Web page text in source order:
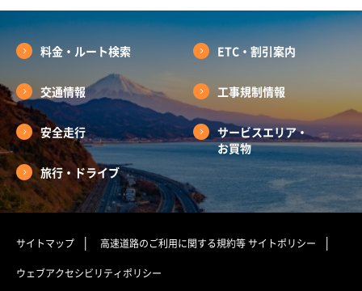
料金・ルート検索 ETC・割引案内
交通情報 工事規制情報
安全走行
サービスエリア・
お買物
旅行・ドライブ
サイトマップ 高速道路のご利用に関する規約等サイトポリシー
ウェブアクセシビリティポリシー